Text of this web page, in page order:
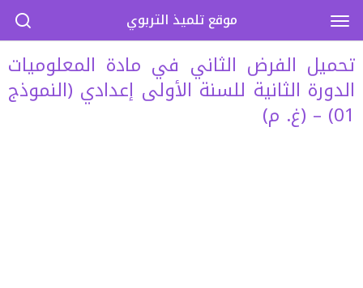
تحميل الفرض الثاني في مادة المعلوميات
الدورة الثانية للسنة الأولى إعدادي (النموذج
01) – (غ. م)
موقع تلميذ التربوي